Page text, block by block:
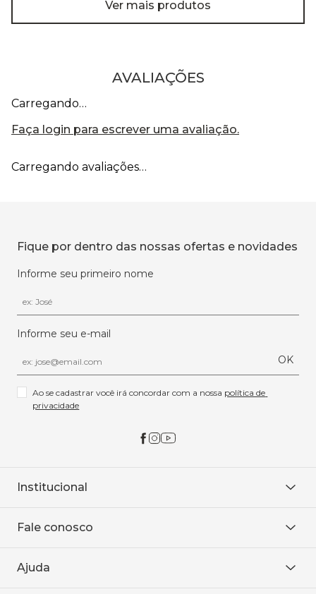
Ver mais produtos
AVALIAÇÕES
Carregando…
Faça login para escrever uma avaliação.
Carregando avaliações…
Fique por dentro das nossas ofertas e novidades
Informe seu primeiro nome
Informe seu e-mail
OK
Ao se cadastrar você irá concordar com a nossa política de
privacidade
Institucional
Onde encontrar
Baixe o APP
Fale conosco
WhatsApp
Ajuda